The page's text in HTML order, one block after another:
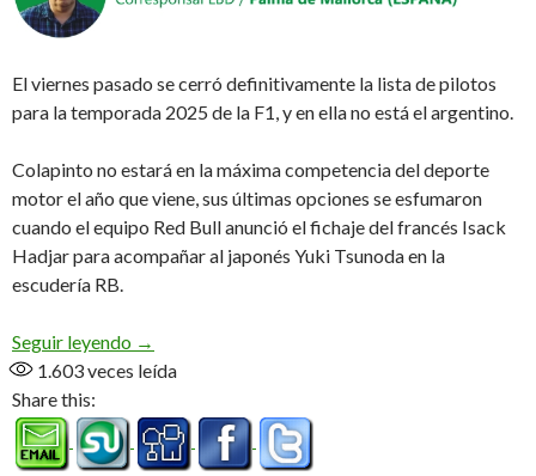
El viernes pasado se cerró definitivamente la lista de pilotos
para la temporada 2025 de la F1, y en ella no está el argentino.
Colapinto no estará en la máxima competencia del deporte
motor el año que viene, sus últimas opciones se esfumaron
cuando el equipo Red Bull anunció el fichaje del francés Isack
Hadjar para acompañar al japonés Yuki Tsunoda en la
escudería RB.
Seguir leyendo Franco no aparece en la lista
→
1.603veces leída
Share this: